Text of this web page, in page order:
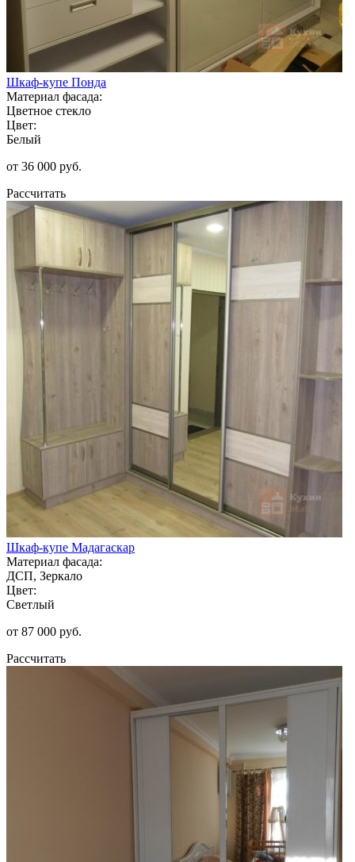
Шкаф-купе Понда
Материал фасада:
Цветное стекло
Цвет:
Белый
от 36 000 руб.
Рассчитать
Шкаф-купе Мадагаскар
Материал фасада:
ДСП, Зеркало
Цвет:
Светлый
от 87 000 руб.
Рассчитать